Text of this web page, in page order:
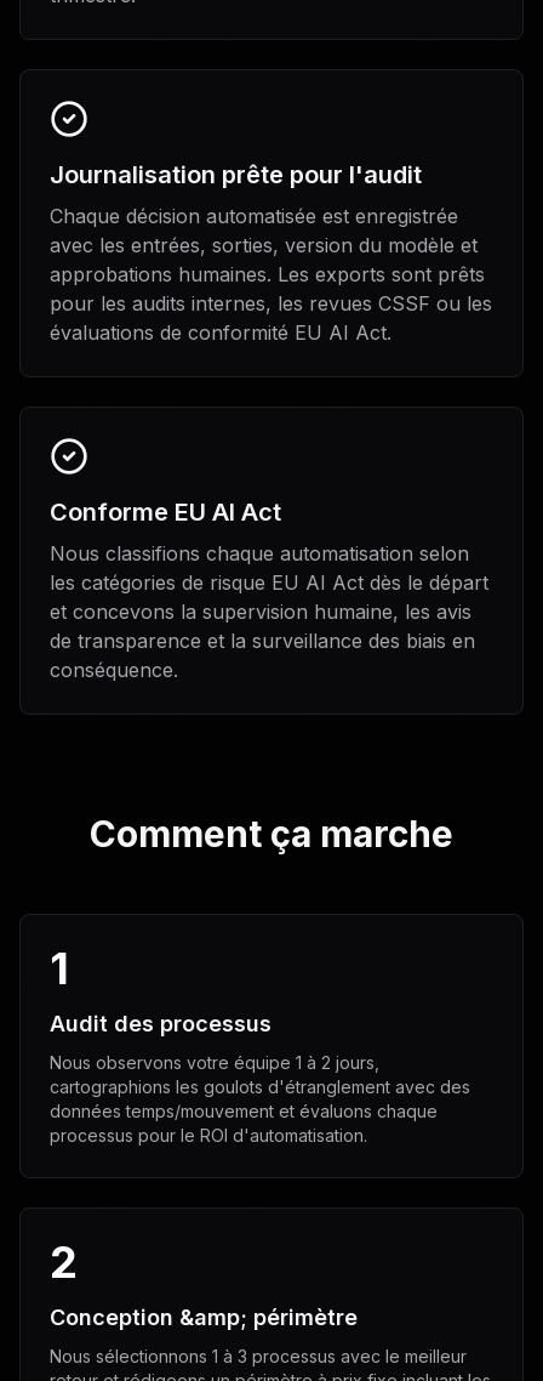
Journalisation prête pour l'audit
Chaque décision automatisée est enregistrée
avec les entrées, sorties, version du modèle et
approbations humaines. Les exports sont prêts
pour les audits internes, les revues CSSF ou les
évaluations de conformité EU AI Act.
Conforme EU AI Act
Nous classifions chaque automatisation selon
les catégories de risque EU AI Act dès le départ
et concevons la supervision humaine, les avis
de transparence et la surveillance des biais en
conséquence.
Comment ça marche
1
Audit des processus
Nous observons votre équipe 1 à 2 jours,
cartographions les goulots d'étranglement avec des
données temps/mouvement et évaluons chaque
processus pour le ROI d'automatisation.
2
Conception &amp; périmètre
Nous sélectionnons 1 à 3 processus avec le meilleur